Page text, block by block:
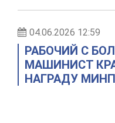
04.06.2026 12:59
РАБОЧИЙ С
МАШИНИСТ
НАГРАДУ